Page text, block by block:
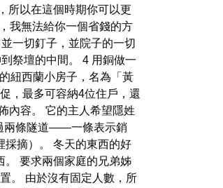
所以在這個時期你可以更
我無法給你一個省錢的方
一切釘子，並院子的一切
祭壇的中間。 4 用銅做一
紐西蘭小房子，名為「黃
，最多可容納4位住戶，還
內容。 它的主人希望隱姓
兩條隧道——一條表示銷
採摘）。 冬天的東西的好
。 要求兩個家庭的兄弟姊
。 由於沒有固定人數，所